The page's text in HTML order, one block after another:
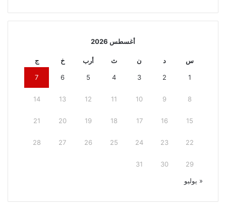
أغسطس 2026
س د ن ث أرب خ ج
1
2
3
4
5
6
7
8
9
10
11
12
13
14
15
16
17
18
19
20
21
22
23
24
25
26
27
28
29
30
31
« يوليو